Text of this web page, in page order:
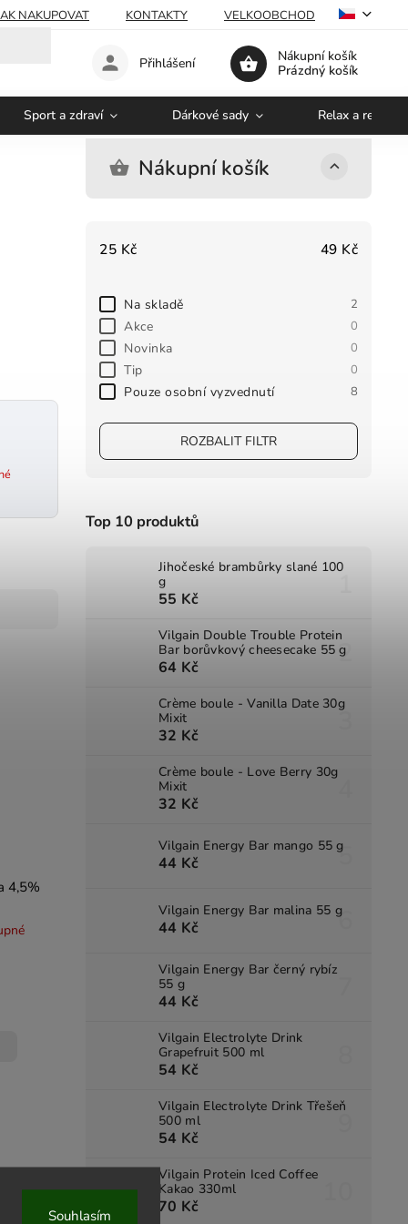
Souhlasím
NAKUPOVAT KONTAKTY VELKOOBCHOD
Nákupní košík
Prázdný košík
Přihlášení
Sport a zdraví Dárkové sady Relax a
Nákupní košík
25 Kč 49 Kč
Na skladě 2
Akce 0
Novinka 0
Tip 0
Pouze osobní vyzvednutí 8
ROZBALIT FILTR
Top 10 produktů
Jihočeské brambůrky slané 100
g
55 Kč
Vilgain Double Trouble Protein
Bar borůvkový cheesecake 55 g
64 Kč
Crème boule - Vanilla Date 30g
Mixit
32 Kč
Crème boule - Love Berry 30g
Mixit
32 Kč
Vilgain Energy Bar mango 55 g
44 Kč
Vilgain Energy Bar malina 55 g
44 Kč
Vilgain Energy Bar černý rybíz
55 g
44 Kč
Vilgain Electrolyte Drink
Grapefruit 500 ml
54 Kč
Vilgain Electrolyte Drink Třešeň
500 ml
54 Kč
Vilgain Protein Iced Coffee
Kakao 330ml
70 Kč
4,5%